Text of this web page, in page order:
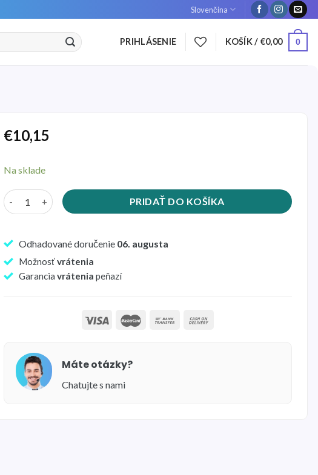
Slovenčina
PRIHLÁSENIE KOŠÍK / €0,00 0
€10,15
Na sklade
množstvo Brzdové lanko na kolobežku Ninebot MAX G30
PRIDAŤ DO KOŠÍKA
Odhadované doručenie 06. augusta
Možnosťvrátenia
Garanciavrátenia peňazí
Máte otázky?
Chatujte s nami